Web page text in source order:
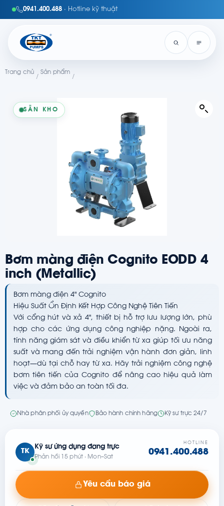
0941.400.488 · Hotline kỹ thuật
Trang chủ
/
Sản phẩm
/
SẴN KHO
Bơm màng điện Cognito EODD 4
inch (Metallic)
Bơm màng điện 4" Cognito
Hiệu Suất Ổn Định Kết Hợp Công Nghệ Tiên Tiến
Với cổng hút và xả 4", thiết bị hỗ trợ lưu lượng lớn, phù
hợp cho các ứng dụng công nghiệp nặng. Ngoài ra,
tính năng giám sát và điều khiển từ xa giúp tối ưu năng
suất và mang đến trải nghiệm vận hành đơn giản, linh
hoạt—dù tại chỗ hay từ xa. Hãy trải nghiệm công nghệ
bơm tiên tiến của Cognito để nâng cao hiệu quả làm
việc và đảm bảo an toàn tối đa.
Nhà phân phối ủy quyền Bảo hành chính hãng Kỹ sư trực 24/7
TK
Kỹ sư ứng dụng đang trực
Phản hồi 15 phút · Mon–Sat
HOTLINE
0941.400.488
Yêu cầu báo giá